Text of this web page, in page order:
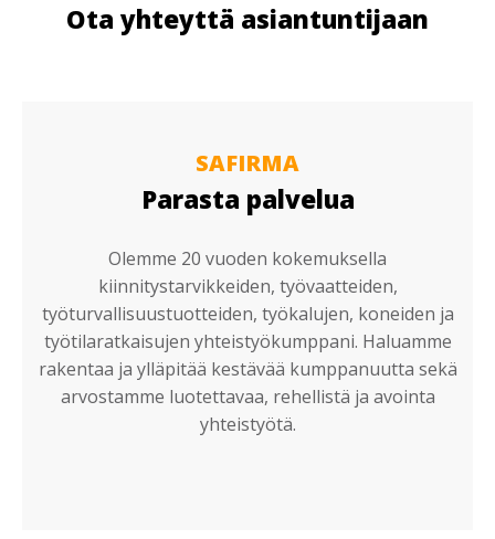
Ota yhteyttä asiantuntijaan
SAFIRMA
Parasta palvelua
Olemme 20 vuoden kokemuksella
kiinnitystarvikkeiden, työvaatteiden,
työturvallisuustuotteiden, työkalujen, koneiden ja
työtilaratkaisujen yhteistyökumppani. Haluamme
rakentaa ja ylläpitää kestävää kumppanuutta sekä
arvostamme luotettavaa, rehellistä ja avointa
yhteistyötä.